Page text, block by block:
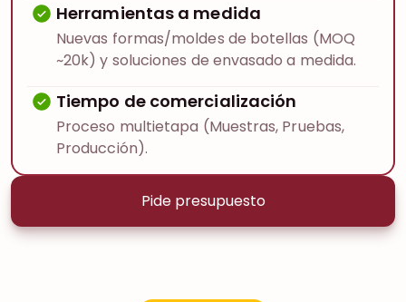
Herramientas a medida
Nuevas formas/moldes de botellas (MOQ
~20k) y soluciones de envasado a medida.
Tiempo de comercialización
Proceso multietapa (Muestras, Pruebas,
Producción).
Pide presupuesto